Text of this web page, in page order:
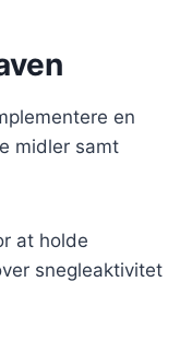
en
midler samt
at holde
snegleaktivitet